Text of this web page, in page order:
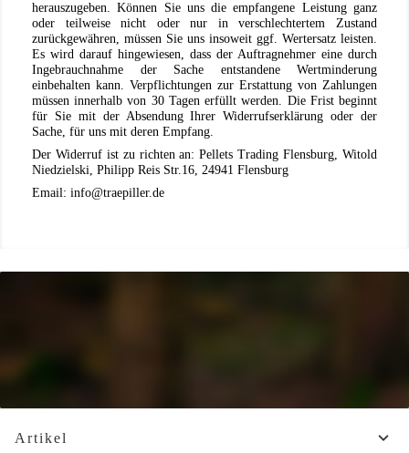
herauszugeben. Können Sie uns die empfangene Leistung ganz
oder teilweise nicht oder nur in verschlechtertem Zustand
zurückgewähren, müssen Sie uns insoweit ggf. Wertersatz leisten.
Es wird darauf hingewiesen, dass der Auftragnehmer eine durch
Ingebrauchnahme der Sache entstandene Wertminderung
einbehalten kann. Verpflichtungen zur Erstattung von Zahlungen
müssen innerhalb von 30 Tagen erfüllt werden. Die Frist beginnt
für Sie mit der Absendung Ihrer Widerrufserklärung oder der
Sache, für uns mit deren Empfang.
Der Widerruf ist zu richten an: Pellets Trading Flensburg, Witold
Niedzielski, Philipp Reis Str.16, 24941 Flensburg
Email: info@traepiller.de
Artikel 